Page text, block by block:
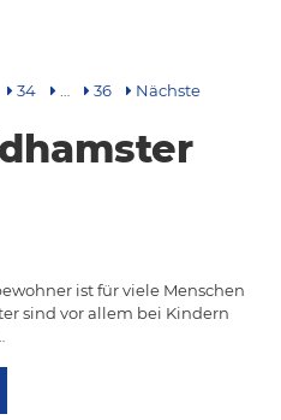
34 36 Nächste
ist für viele Menschen
sind vor allem bei Kindern